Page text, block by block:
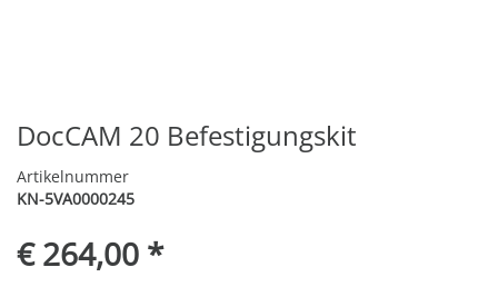
DocCAM 20 Befestigungskit
Artikelnummer
KN-5VA0000245
€ 264,00 *